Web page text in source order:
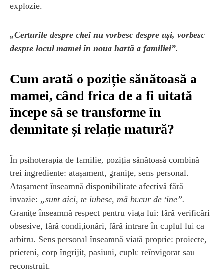
explozie.
„Certurile despre chei nu vorbesc despre uși, vorbesc
despre locul mamei în noua hartă a familiei”.
Cum arată o poziție sănătoasă a
mamei, când frica de a fi uitată
începe să se transforme în
demnitate și relație matură?
În psihoterapia de familie, poziția sănătoasă combină
trei ingrediente: atașament, granițe, sens personal.
Atașament înseamnă disponibilitate afectivă fără
invazie: „sunt aici, te iubesc, mă bucur de tine”.
Granițe înseamnă respect pentru viața lui: fără verificări
obsesive, fără condiționări, fără intrare în cuplul lui ca
arbitru. Sens personal înseamnă viață proprie: proiecte,
prieteni, corp îngrijit, pasiuni, cuplu reînvigorat sau
reconstruit.